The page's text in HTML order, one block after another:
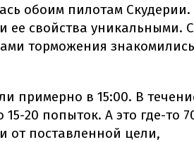
обоим пилотам Скудерии.
ее свойства уникальными. С
торможения
примерно в 15:00. В
20 попыток. А это где-то
от поставленной цели,